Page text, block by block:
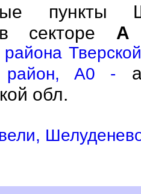
пункты
секторе А
района
район, A0 -
обл.